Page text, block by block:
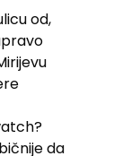
od,
da